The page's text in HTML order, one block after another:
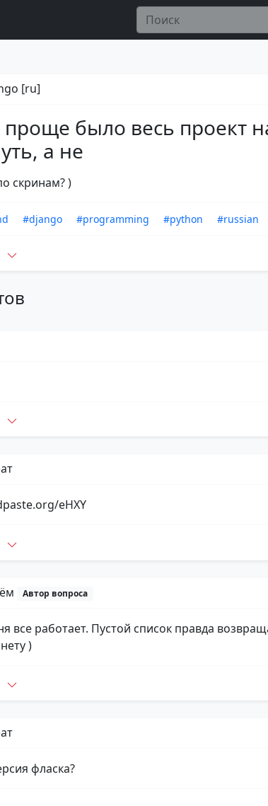
[ru]
было весь проект
а не
скринам? )
#django #programming #python #russian
eHXY
Автор вопроса
все работает. Пустой список правда
)
фласка?